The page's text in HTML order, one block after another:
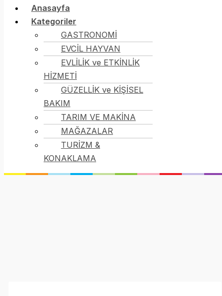
Anasayfa
Kategoriler
GASTRONOMİ
EVCİL HAYVAN
EVLİLİK ve ETKİNLİK
HİZMETİ
GÜZELLİK ve KİŞİSEL
BAKIM
TARIM VE MAKİNA
MAĞAZALAR
TURİZM &
KONAKLAMA